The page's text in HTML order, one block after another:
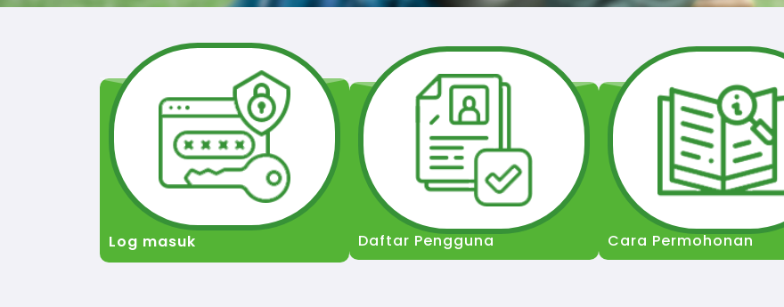
Log masuk Daftar Pengguna Cara Permohonan